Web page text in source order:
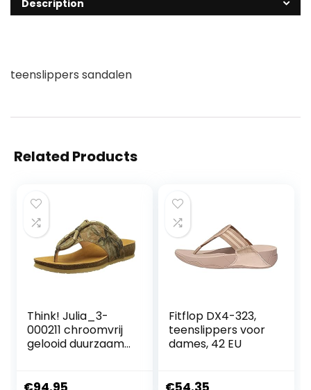
Description
teenslippers sandalen
Related Products
Think! Julia_3-
000211 chroomvrij
gelooid duurzaam
Fitflop DX4-323,
teenslippers voor
dames, 42 EU